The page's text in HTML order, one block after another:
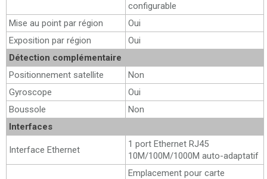
configurable
Mise au point par région
Oui
Exposition par région
Oui
Détection complémentaire
Positionnement satellite
Non
Gyroscope
Oui
Boussole
Non
Interfaces
Interface Ethernet
1 port Ethernet RJ45
10M/100M/1000M auto-adaptatif
Emplacement pour carte